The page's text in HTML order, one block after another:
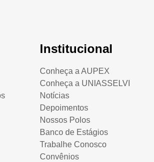
Institucional
Conheça a AUPEX
Conheça a UNIASSELVI
Notícias
Depoimentos
Nossos Polos
Banco de Estágios
Trabalhe Conosco
Convênios